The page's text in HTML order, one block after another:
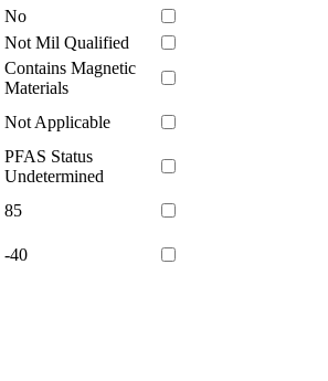
No
Not Mil Qualified
Contains Magnetic
Materials
Not Applicable
PFAS Status
Undetermined
85
-40